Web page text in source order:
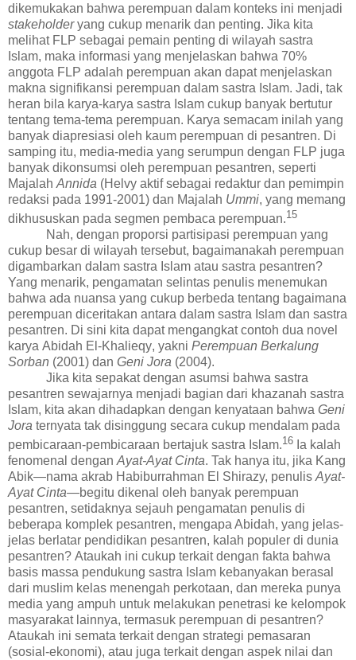
dikemukakan bahwa perempuan dalam konteks ini menjadi
stakeholderyang cukup menarik dan penting. Jika kita
melihat FLP sebagai pemain penting di wilayah sastra
Islam, maka informasi yang menjelaskan bahwa 70%
anggota FLP adalah perempuan akan dapat menjelaskan
makna signifikansi perempuan dalam sastra Islam. Jadi, tak
heran bila karya-karya sastra Islam cukup banyak bertutur
tentang tema-tema perempuan. Karya semacam inilah yang
banyak diapresiasi oleh kaum perempuan di pesantren. Di
samping itu, media-media yang serumpun dengan FLP juga
banyak dikonsumsi oleh perempuan pesantren, seperti
Majalah Annida (Helvy aktif sebagai redaktur dan pemimpin
redaksi pada 1991-2001) dan Majalah Ummi, yang memang
dikhususkan pada segmen pembaca perempuan.15
Nah, dengan proporsi partisipasi perempuan yang
cukup besar di wilayah tersebut, bagaimanakah perempuan
digambarkan dalam sastra Islam atau sastra pesantren?
Yang menarik, pengamatan selintas penulis menemukan
bahwa ada nuansa yang cukup berbeda tentang bagaimana
perempuan diceritakan antara dalam sastra Islam dan sastra
pesantren. Di sini kita dapat mengangkat contoh dua novel
karya Abidah El-Khalieqy, yakni Perempuan Berkalung
Sorban (2001) dan Geni Jora (2004).
Jika kita sepakat dengan asumsi bahwa sastra
pesantren sewajarnya menjadi bagian dari khazanah sastra
Islam, kita akan dihadapkan dengan kenyataan bahwa Geni
Jora ternyata tak disinggung secara cukup mendalam pada
pembicaraan-pembicaraan bertajuk sastra Islam.1 6 Ia kalah
fenomenal dengan Ayat-Ayat Cinta. Tak hanya itu, jika Kang
Abik—nama akrab Habiburrahman El Shirazy, penulis Ayat-
Ayat Cinta—begitu dikenal oleh banyak perempuan
pesantren, setidaknya sejauh pengamatan penulis di
beberapa komplek pesantren, mengapa Abidah, yang jelas-
jelas berlatar pendidikan pesantren, kalah populer di dunia
pesantren? Ataukah ini cukup terkait dengan fakta bahwa
basis massa pendukung sastra Islam kebanyakan berasal
dari muslim kelas menengah perkotaan, dan mereka punya
media yang ampuh untuk melakukan penetrasi ke kelompok
masyarakat lainnya, termasuk perempuan di pesantren?
Ataukah ini semata terkait dengan strategi pemasaran
(sosial-ekonomi), atau juga terkait dengan aspek nilai dan